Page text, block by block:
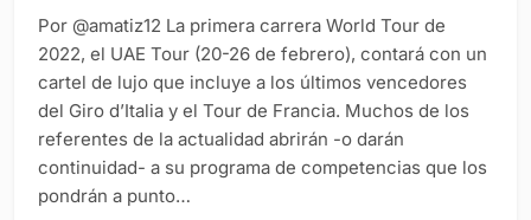
Por @amatiz12 La primera carrera World Tour de
2022, el UAE Tour (20-26 de febrero), contará con un
cartel de lujo que incluye a los últimos vencedores
del Giro d’Italia y el Tour de Francia. Muchos de los
referentes de la actualidad abrirán -o darán
continuidad- a su programa de competencias que los
pondrán a punto…